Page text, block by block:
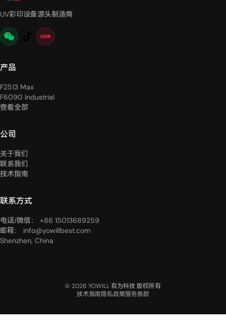
UV彩印设备源头制造商
产品
F2513 Max
F6090 Industrial
查看全部
公司
关于我们
联系我们
技术指南
联系方式
电话/微信： +86 15013689259
邮箱： info@yowillbest.com
Shenzhen, China
© 2026 YOWILL 有为科技 版权所有
技术指南隐私政策服务条款